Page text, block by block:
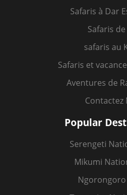
Safaris à Dar
Safaris
safaris au
Safaris et
Aventures de
Contactez
Popular
Serengeti
Mikumi